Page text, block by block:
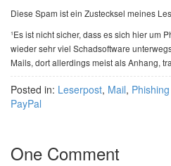
Diese Spam ist ein Zustecksel meines
¹Es ist nicht sicher, dass es sich hier um
wieder sehr viel Schadsoftware
Mails, dort allerdings meist als Anhang,
Posted in: Leserpost, Mail, Phishing
PayPal
One Comment